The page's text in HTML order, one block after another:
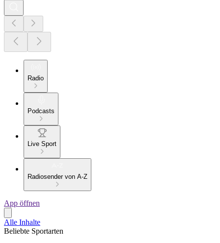
Radio
Podcasts
Live Sport
Radiosender von A-Z
App öffnen
Alle Inhalte
Beliebte Sportarten